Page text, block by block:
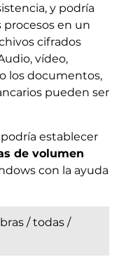
y podría
en un
cifrados
vídeo,
los documentos,
pueden ser
establecer
de volumen
con la ayuda
/ todas /